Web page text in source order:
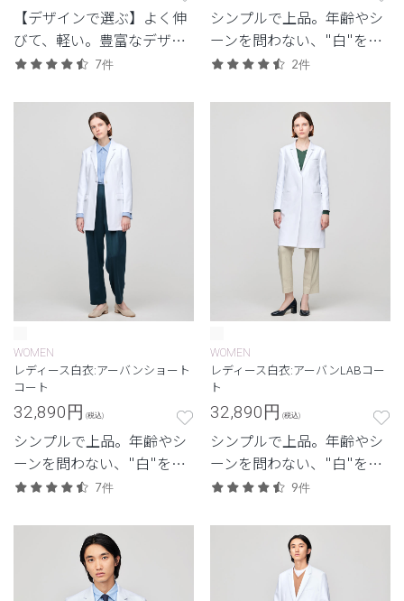
【デザインで選ぶ】よく伸
びて、軽い。豊富なデザイ
ンから選べる、動きやすさ
デル。
7件
シンプルで上品。年齢やシ
ーンを問わない、"白"を追
求したクラシコの定番モデ
2件
WOMEN
レディース白衣:アーバンショート
コート
32,890円 (税込)
シンプルで上品。年齢やシ
ーンを問わない、"白"を追
求したクラシコの定番モデ
7件
WOMEN
レディース白衣:アーバンLABコー
ト
32,890円 (税込)
シンプルで上品。年齢やシ
ーンを問わない、"白"を追
求したクラシコの定番モデ
9件